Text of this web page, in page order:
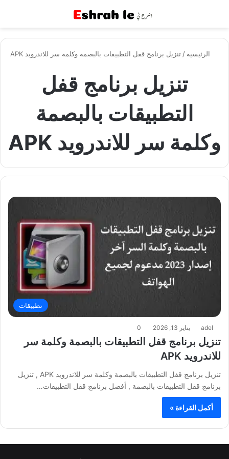
الرئيسية / تنزيل برنامج قفل التطبيقات بالبصمة وكلمة سر للاندرويد APK
تنزيل برنامج قفل
التطبيقات بالبصمة
وكلمة سر للاندرويد APK
تطبيقات
adel يناير 13, 2026 0
تنزيل برنامج قفل التطبيقات بالبصمة وكلمة سر
للاندرويد APK
تنزيل برنامج قفل التطبيقات بالبصمة وكلمة سر للاندرويد APK , تنزيل
برنامج قفل التطبيقات بالبصمة , أفضل برنامج قفل التطبيقات…
أكمل القراءة »